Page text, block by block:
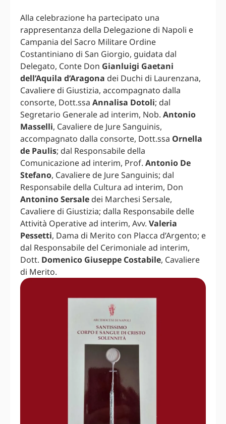
Alla celebrazione ha partecipato una
rappresentanza della Delegazione di Napoli e
Campania del Sacro Militare Ordine
Costantiniano di San Giorgio, guidata dal
Delegato, Conte Don Gianluigi Gaetani
dell’Aquila d’Aragona dei Duchi di Laurenzana,
Cavaliere di Giustizia, accompagnato dalla
consorte, Dott.ssa Annalisa Dotoli; dal
Segretario Generale ad interim, Nob. Antonio
Masselli, Cavaliere de Jure Sanguinis,
accompagnato dalla consorte, Dott.ssa Ornella
de Paulis; dal Responsabile della
Comunicazione ad interim, Prof. Antonio De
Stefano, Cavaliere de Jure Sanguinis; dal
Responsabile della Cultura ad interim, Don
Antonino Sersale dei Marchesi Sersale,
Cavaliere di Giustizia; dalla Responsabile delle
Attività Operative ad interim, Avv. Valeria
Pessetti, Dama di Merito con Placca d’Argento; e
dal Responsabile del Cerimoniale ad interim,
Dott. Domenico Giuseppe Costabile, Cavaliere
di Merito.